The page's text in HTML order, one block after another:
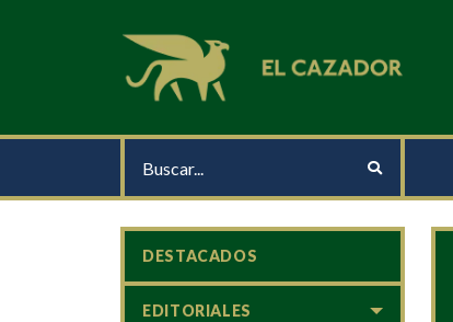
DESTACADOS
EDITORIALES